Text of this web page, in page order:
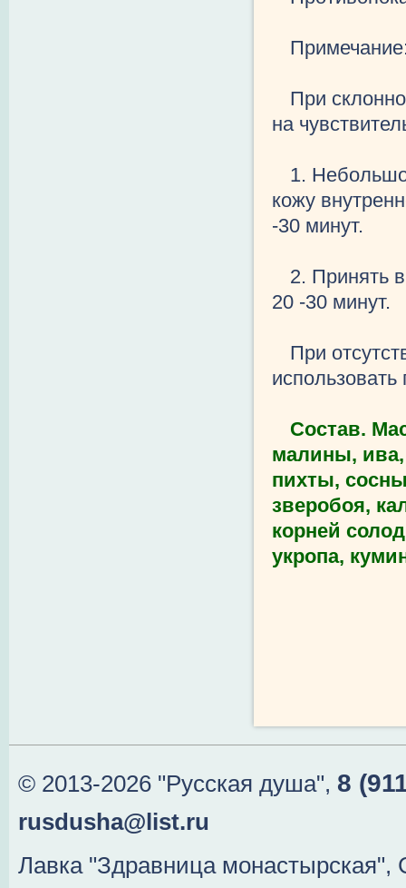
При
на
1.
кожу
-30 минут.
2. Принять
20 -30 минут.
При
Состав.
малины,
пихты,
зверобоя,
корней
укропа,
© 2013-2026 "Русская душа", 8
rusdusha@list.ru
Лавка "Здравница монастырская",